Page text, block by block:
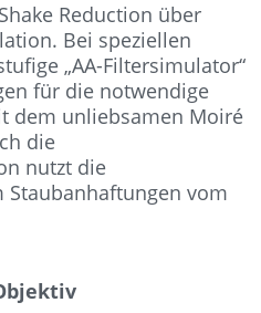
Reduction über
Bei speziellen
„AA-Filtersimulator“
für die notwendige
dem unliebsamen Moiré
die
nutzt die
vom